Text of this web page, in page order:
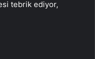
tebrik ediyor,